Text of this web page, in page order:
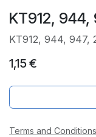
KT912, 944,
KT912, 944, 947,
1,15 €
Terms and Conditions